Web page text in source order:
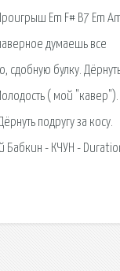
Em F# B7 Em
думаешь все
сдобную булку.
( мой "кавер").
подругу за косу.
Бабкин - КЧУН -